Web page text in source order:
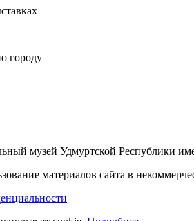
городу
музей Удмуртской Республики
материалов сайта в